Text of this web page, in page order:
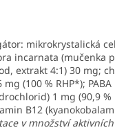
mikrokrystalická
incarnata
extrakt 4:1) 30 mg;
(100 % RHP*);
1 mg (90,9
B12
v množství